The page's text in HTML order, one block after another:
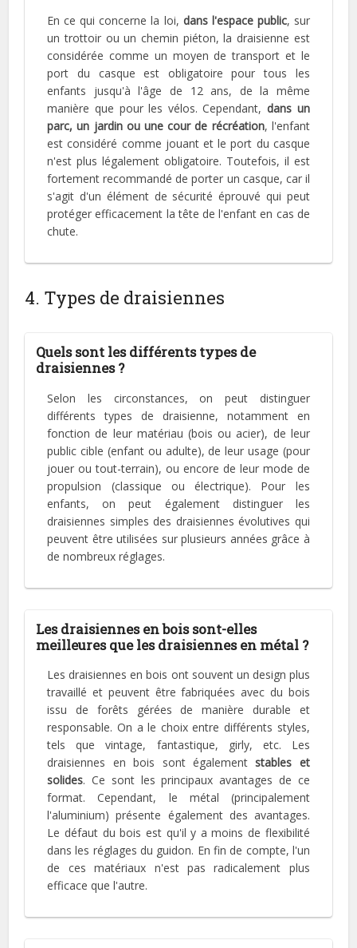
En ce qui concerne la loi, dans l'espace public, sur
un trottoir ou un chemin piéton, la draisienne est
considérée comme un moyen de transport et le
port du casque est obligatoire pour tous les
enfants jusqu'à l'âge de 12 ans, de la même
manière que pour les vélos. Cependant,dans un
parc, un jardin ou une cour de récréation, l'enfant
est considéré comme jouant et le port du casque
n'est plus légalement obligatoire. Toutefois, il est
fortement recommandé de porter un casque, car il
s'agit d'un élément de sécurité éprouvé qui peut
protéger efficacement la tête de l'enfant en cas de
chute.
4. Types de draisiennes
Quels sont les différents types de
draisiennes ?
Selon les circonstances, on peut distinguer
différents types de draisienne, notamment en
fonction de leur matériau (bois ou acier), de leur
public cible (enfant ou adulte), de leur usage (pour
jouer ou tout-terrain), ou encore de leur mode de
propulsion (classique ou électrique). Pour les
enfants, on peut également distinguer les
draisiennes simples des draisiennes évolutives qui
peuvent être utilisées sur plusieurs années grâce à
de nombreux réglages.
Les draisiennes en bois sont-elles
meilleures que les draisiennes en métal ?
Les draisiennes en bois ont souvent un design plus
travaillé et peuvent être fabriquées avec du bois
issu de forêts gérées de manière durable et
responsable. On a le choix entre différents styles,
tels que vintage, fantastique, girly, etc. Les
draisiennes en bois sont égalementstables et
solides. Ce sont les principaux avantages de ce
format. Cependant, le métal (principalement
l'aluminium) présente également des avantages.
Le défaut du bois est qu'il y a moins de flexibilité
dans les réglages du guidon. En fin de compte, l'un
de ces matériaux n'est pas radicalement plus
efficace que l'autre.